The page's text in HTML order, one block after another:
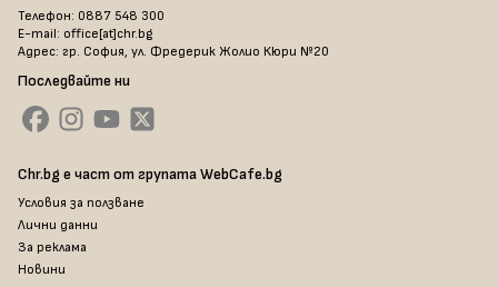
Телефон: 0887 548 300
E-mail: office[at]chr.bg
Адрес: гр. София, ул. Фредерик Жолио Кюри №20
Последвайте ни
Chr.bg е част от групата WebCafe.bg
Условия за ползване
Лични данни
За реклама
Новини